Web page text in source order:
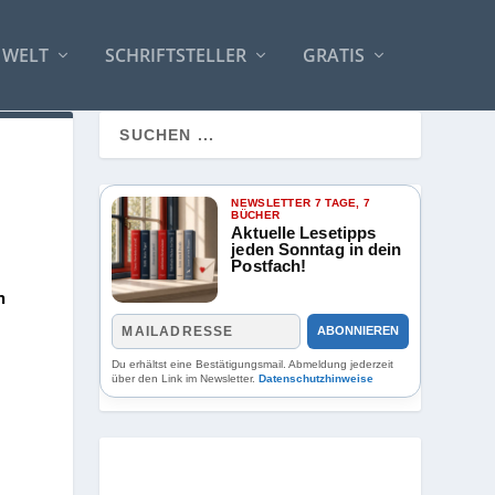
SCHRIFTSTELLER GRATIS
NEWSLETTER 7 TAGE, 7
BÜCHER
Aktuelle Lesetipps
jeden Sonntag in dein
Postfach!
ABONNIEREN
Du erhältst eine Bestätigungsmail. Abmeldung jederzeit
über den Link im Newsletter.Datenschutzhinweise